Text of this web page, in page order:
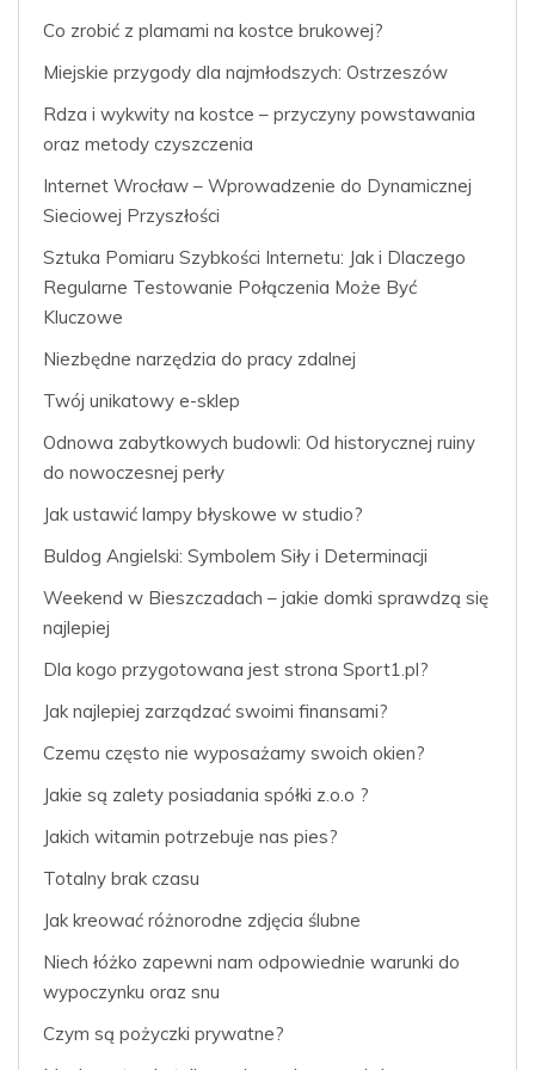
Co zrobić z plamami na kostce brukowej?
Miejskie przygody dla najmłodszych: Ostrzeszów
Rdza i wykwity na kostce – przyczyny powstawania
oraz metody czyszczenia
Internet Wrocław – Wprowadzenie do Dynamicznej
Sieciowej Przyszłości
Sztuka Pomiaru Szybkości Internetu: Jak i Dlaczego
Regularne Testowanie Połączenia Może Być
Kluczowe
Niezbędne narzędzia do pracy zdalnej
Twój unikatowy e-sklep
Odnowa zabytkowych budowli: Od historycznej ruiny
do nowoczesnej perły
Jak ustawić lampy błyskowe w studio?
Buldog Angielski: Symbolem Siły i Determinacji
Weekend w Bieszczadach – jakie domki sprawdzą się
najlepiej
Dla kogo przygotowana jest strona Sport1.pl?
Jak najlepiej zarządzać swoimi finansami?
Czemu często nie wyposażamy swoich okien?
Jakie są zalety posiadania spółki z.o.o ?
Jakich witamin potrzebuje nas pies?
Totalny brak czasu
Jak kreować różnorodne zdjęcia ślubne
Niech łóżko zapewni nam odpowiednie warunki do
wypoczynku oraz snu
Czym są pożyczki prywatne?